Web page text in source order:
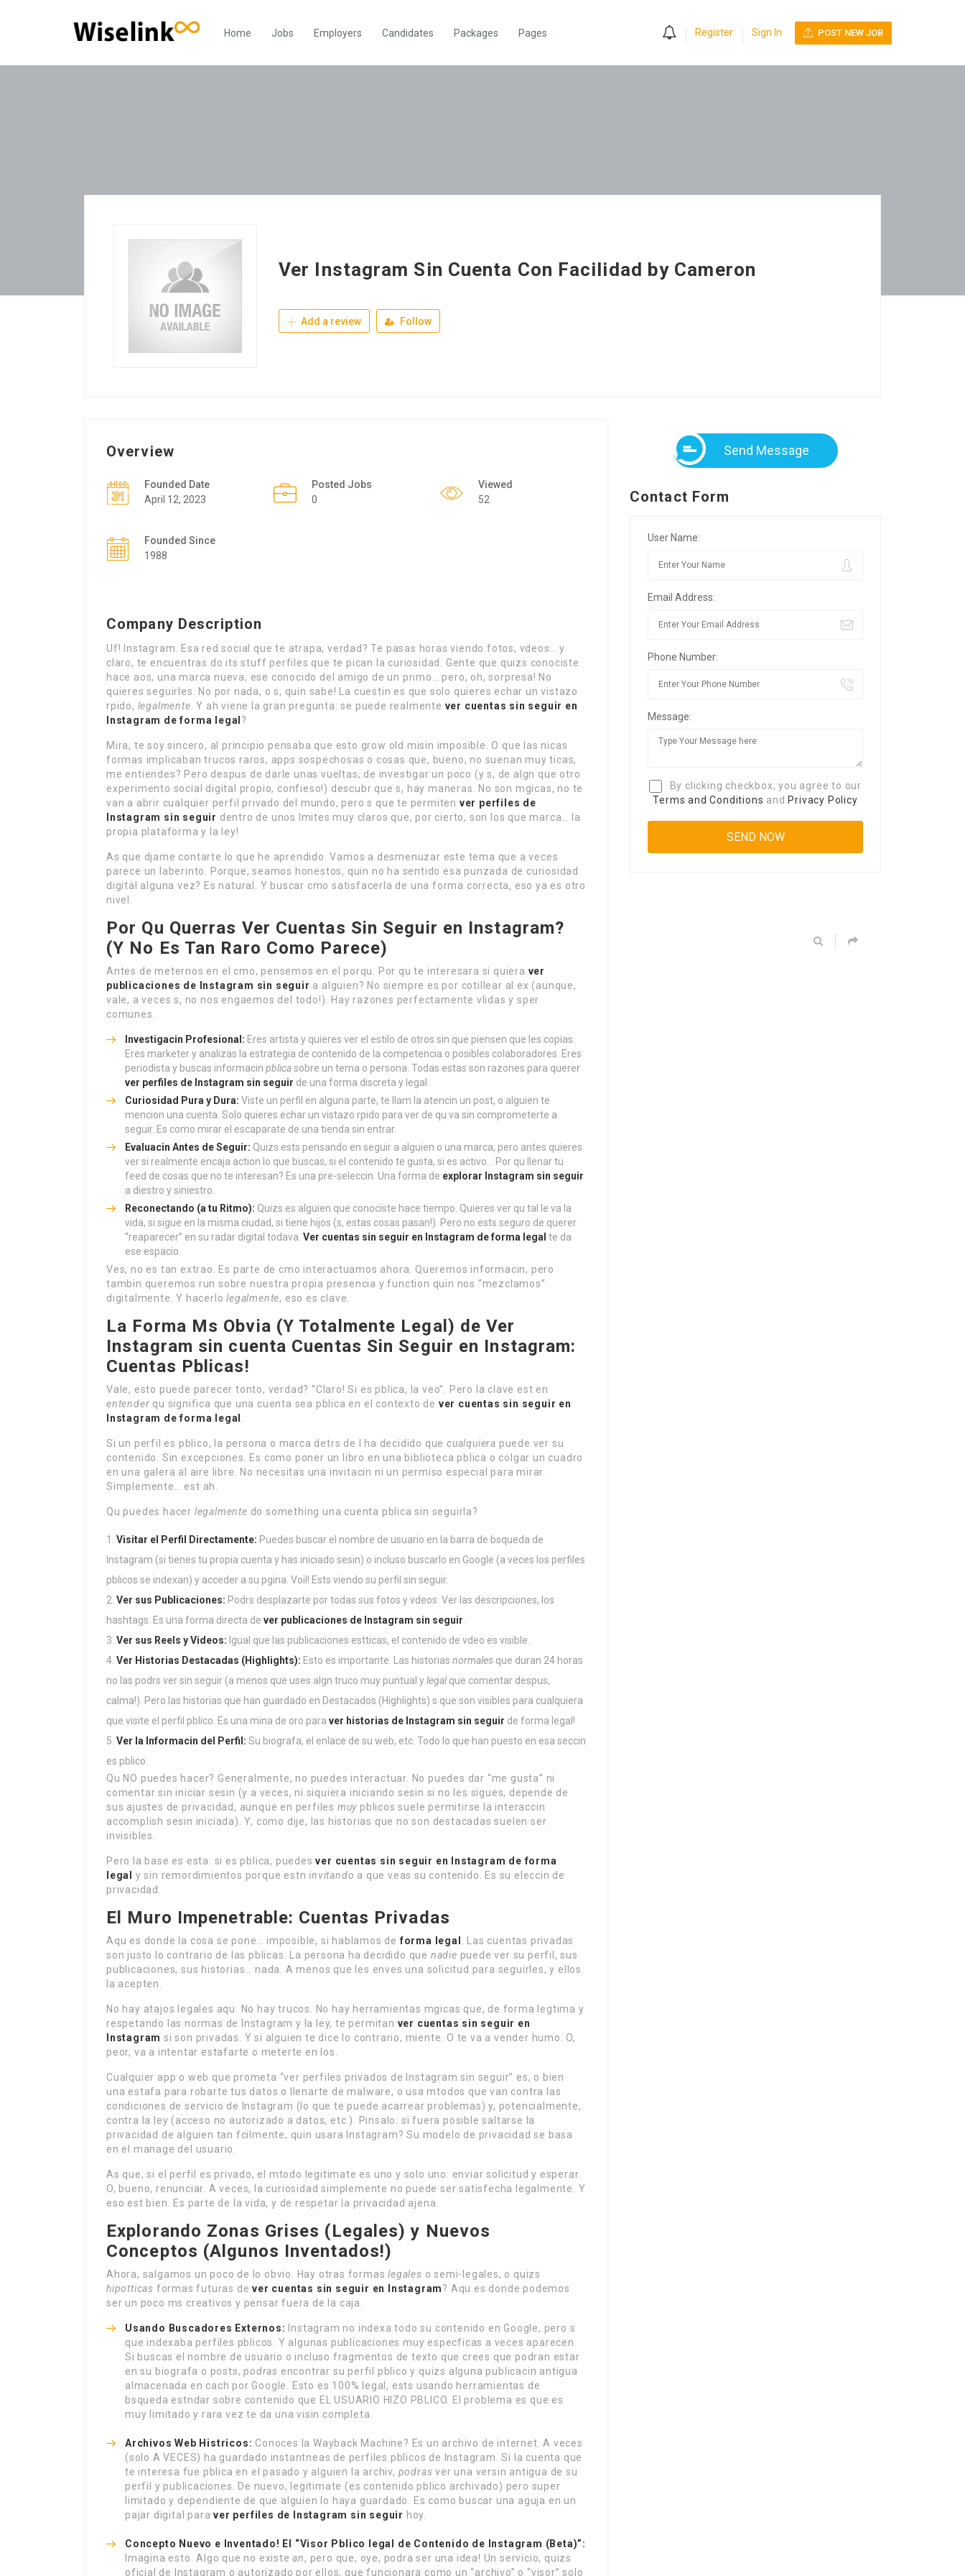
Home Jobs Employers Candidates Packages Pages Register Sign In POST NEW JOB
Ver Instagram Sin Cuenta Con Facilidad by Cameron
Add a review Follow
Overview
Founded Date
April 12, 2023
Posted Jobs
0
Viewed
52
Founded Since
1988
Company Description
Uf! Instagram. Esa red social que te atrapa, verdad? Te pasas horas viendo fotos, vdeos… y
claro, te encuentras do its stuff perfiles que te pican la curiosidad. Gente que quizs conociste
hace aos, una marca nueva, ese conocido del amigo de un primo… pero, oh, sorpresa! No
quieres seguirles. No por nada, o s, quin sabe! La cuestin es que solo quieres echar un vistazo
rpido, legalmente . Y ah viene la gran pregunta: se puede realmente ver cuentas sin seguir en
Instagram de forma legal ?
Mira, te soy sincero, al principio pensaba que esto grow old misin imposible. O que las nicas
formas implicaban trucos raros, apps sospechosas o cosas que, bueno, no suenan muy ticas,
me entiendes? Pero despus de darle unas vueltas, de investigar un poco (y s, de algn que otro
experimento social digital propio, confieso!) descubr que s, hay maneras. No son mgicas, no te
van a abrir cualquier perfil privado del mundo, pero s que te permiten ver perfiles de
Instagram sin seguir dentro de unos lmites muy claros que, por cierto, son los que marca… la
propia plataforma y la ley!
As que djame contarte lo que he aprendido. Vamos a desmenuzar este tema que a veces
parece un laberinto. Porque, seamos honestos, quin no ha sentido esa punzada de curiosidad
digital alguna vez? Es natural. Y buscar cmo satisfacerla de una forma correcta, eso ya es otro
nivel.
Por Qu Querras Ver Cuentas Sin Seguir en Instagram?
(Y No Es Tan Raro Como Parece)
Antes de meternos en el cmo, pensemos en el porqu. Por qu te interesara si quiera ver
publicaciones de Instagram sin seguir a alguien? No siempre es por cotillear al ex (aunque,
vale, a veces s, no nos engaemos del todo!). Hay razones perfectamente vlidas y sper
comunes.
Investigacin Profesional: Eres artista y quieres ver el estilo de otros sin que piensen que les copias.
Eres marketer y analizas la estrategia de contenido de la competencia o posibles colaboradores. Eres
periodista y buscas informacin pblicasobre un tema o persona. Todas estas son razones para querer
ver perfiles de Instagram sin seguir de una forma discreta y legal.
Curiosidad Pura y Dura: Viste un perfil en alguna parte, te llam la atencin un post, o alguien te
mencion una cuenta. Solo quieres echar un vistazo rpido para ver de qu va sin comprometerte a
seguir. Es como mirar el escaparate de una tienda sin entrar.
Evaluacin Antes de Seguir: Quizs ests pensando en seguir a alguien o una marca, pero antes quieres
ver si realmente encaja action lo que buscas, si el contenido te gusta, si es activo… Por qu llenar tu
feed de cosas que no te interesan? Es una pre-seleccin. Una forma de explorar Instagram sin seguir
a diestro y siniestro.
Reconectando (a tu Ritmo): Quizs es alguien que conociste hace tiempo. Quieres ver qu tal le va la
vida, si sigue en la misma ciudad, si tiene hijos (s, estas cosas pasan!). Pero no ests seguro de querer
“reaparecer” en su radar digital todava. Ver cuentas sin seguir en Instagram de forma legal te da
ese espacio.
Ves, no es tan extrao. Es parte de cmo interactuamos ahora. Queremos informacin, pero
tambin queremos run sobre nuestra propia presencia y function quin nos “mezclamos”
digitalmente. Y hacerlolegalmente, eso es clave.
La Forma Ms Obvia (Y Totalmente Legal) deVer
Instagram sin cuenta Cuentas Sin Seguir en Instagram:
Cuentas Pblicas!
Vale, esto puede parecer tonto, verdad? “Claro! Si es pblica, la veo”. Pero la clave est en
entender qu significa que una cuenta sea pblica en el contexto de ver cuentas sin seguir en
Instagram de forma legal
Si un perfil es pblico, la persona o marca detrs de l ha decidido que cualquiera puede ver su
contenido. Sin excepciones. Es como poner un libro en una biblioteca pblica o colgar un cuadro
en una galera al aire libre. No necesitas una invitacin ni un permiso especial para mirar.
Simplemente… est ah.
Qu puedes hacer legalmente do something una cuenta pblica sin seguirla?
Visitar el Perfil Directamente: Puedes buscar el nombre de usuario en la barra de bsqueda de
Instagram (si tienes tu propia cuenta y has iniciado sesin) o incluso buscarlo en Google (a veces los perfiles
pblicos se indexan) y acceder a su pgina. Voil! Ests viendo su perfil sin seguir.
Ver sus Publicaciones: Podrs desplazarte por todas sus fotos y vdeos. Ver las descripciones, los
hashtags. Es una forma directa de ver publicaciones de Instagram sin seguir
Ver sus Reels y Videos: Igual que las publicaciones estticas, el contenido de vdeo es visible.
Ver Historias Destacadas (Highlights): Esto es importante. Las historias normales que duran 24 horas
no las podrs ver sin seguir (a menos que uses algn truco muy puntual ylegalque comentar despus,
calma!). Pero las historias que han guardado en Destacados (Highlights) s que son visibles para cualquiera
que visite el perfil pblico. Es una mina de oro para ver historias de Instagram sin seguir de forma legal!
Ver la Informacin del Perfil: Su biografa, el enlace de su web, etc. Todo lo que han puesto en esa seccin
es pblico.
Qu NO puedes hacer? Generalmente, no puedes interactuar. No puedes dar “me gusta” ni
comentar sin iniciar sesin (y a veces, ni siquiera iniciando sesin si no les sigues, depende de
sus ajustes de privacidad, aunque en perfiles muy pblicos suele permitirse la interaccin
accomplish sesin iniciada). Y, como dije, las historias que no son destacadas suelen ser
invisibles.
Pero la base es esta: si es pblica, puedesver cuentas sin seguir en Instagram de forma
legal
y sin remordimientos porque estninvitando a que veas su contenido. Es su eleccin de
privacidad.
El Muro Impenetrable: Cuentas Privadas
Aqu es donde la cosa se pone… imposible, si hablamos de forma legal
. Las cuentas privadas
son justo lo contrario de las pblicas. La persona ha decidido que nadie puede ver su perfil, sus
publicaciones, sus historias… nada. A menos que les enves una solicitud para seguirles, y ellos
la acepten.
No hay atajos legales aqu. No hay trucos. No hay herramientas mgicas que, de forma legtima y
respetando las normas de Instagram y la ley, te permitan ver cuentas sin seguir en
Instagram si son privadas. Y si alguien te dice lo contrario, miente. O te va a vender humo. O,
peor, va a intentar estafarte o meterte en los.
Cualquier app o web que prometa “ver perfiles privados de Instagram sin seguir” es, o bien
una estafa para robarte tus datos o llenarte de malware, o usa mtodos que van contra las
condiciones de servicio de Instagram (lo que te puede acarrear problemas) y, potencialmente,
contra la ley (acceso no autorizado a datos, etc.). Pinsalo: si fuera posible saltarse la
privacidad de alguien tan fcilmente, quin usara Instagram? Su modelo de privacidad se basa
en el manage del usuario.
As que, si el perfil es privado, el mtodo legitimate es uno y solo uno: enviar solicitud y esperar.
O, bueno, renunciar. A veces, la curiosidad simplemente no puede ser satisfecha legalmente. Y
eso est bien. Es parte de la vida, y de respetar la privacidad ajena.
Explorando Zonas Grises (Legales) y Nuevos
Conceptos (Algunos Inventados!)
Ahora, salgamos un poco de lo obvio. Hay otras formaslegales o semi-legales, o quizs
hipotticas formas futuras dever cuentas sin seguir en Instagram? Aqu es donde podemos
ser un poco ms creativos y pensar fuera de la caja.
Usando Buscadores Externos:
Instagram no indexa todo su contenido en Google, pero s
que indexaba perfiles pblicos. Y algunas publicaciones muy especficas a veces aparecen.
Si buscas el nombre de usuario o incluso fragmentos de texto que crees que podran estar
en su biografa o posts,podras encontrar su perfil pblico y quizs alguna publicacin antigua
almacenada en cach por Google. Esto es 100% legal, ests usando herramientas de
bsqueda estndar sobre contenido que EL USUARIO HIZO PBLICO. El problema es que es
muy limitado y rara vez te da una visin completa.
Archivos Web Histricos: Conoces la Wayback Machine? Es un archivo de internet. A veces
(solo A VECES) ha guardado instantneas de perfiles pblicos de Instagram. Si la cuenta que
te interesa fue pblica en el pasado y alguien la archiv, podras ver una versin antigua de su
perfil y publicaciones. De nuevo, legitimate (es contenido pblico archivado) pero super
limitado y dependiente de que alguien lo haya guardado. Es como buscar una aguja en un
pajar digital paraver perfiles de Instagram sin seguir hoy.
Concepto Nuevo e Inventado! El “Visor Pblico legal de Contenido de Instagram (Beta)”:
Imagina esto. Algo que no existean, pero que, oye, podra ser una idea! Un servicio, quizs
oficial de Instagram o autorizado por ellos, que funcionara como un “archivo” o “visor” solo
Send Message
Contact Form
User Name:
Email Address:
Phone Number:
Message:
By clicking checkbox, you agree to our
Terms and Conditions and Privacy Policy